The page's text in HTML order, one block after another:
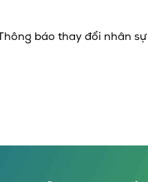
báo thay đổi nhân sự